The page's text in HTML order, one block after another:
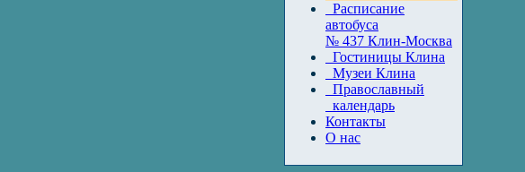
Расписание
автобуса
№ 437 Клин-Москва
Гостиницы Клина
Музеи Клина
Православный
календарь
Контакты
О нас